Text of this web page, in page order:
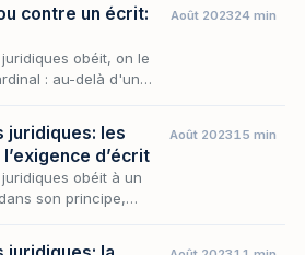
contre un écrit:
obéit, on le
: au-delà d'un
Août 202324 min
juridiques: les
d’écrit
obéit à un
son principe,
Août 202315 min